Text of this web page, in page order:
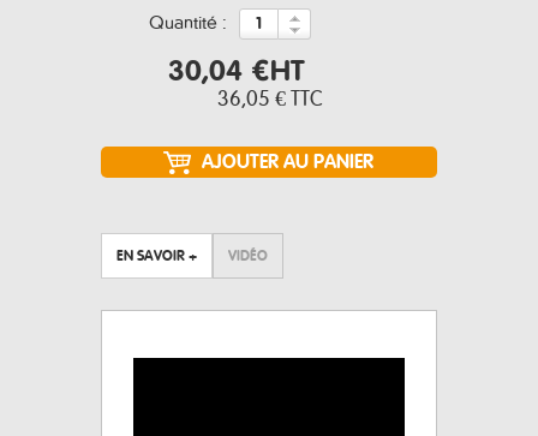
quantité :
30,04 €HT
36,05 € TTC
EN SAVOIR + VIDÉO